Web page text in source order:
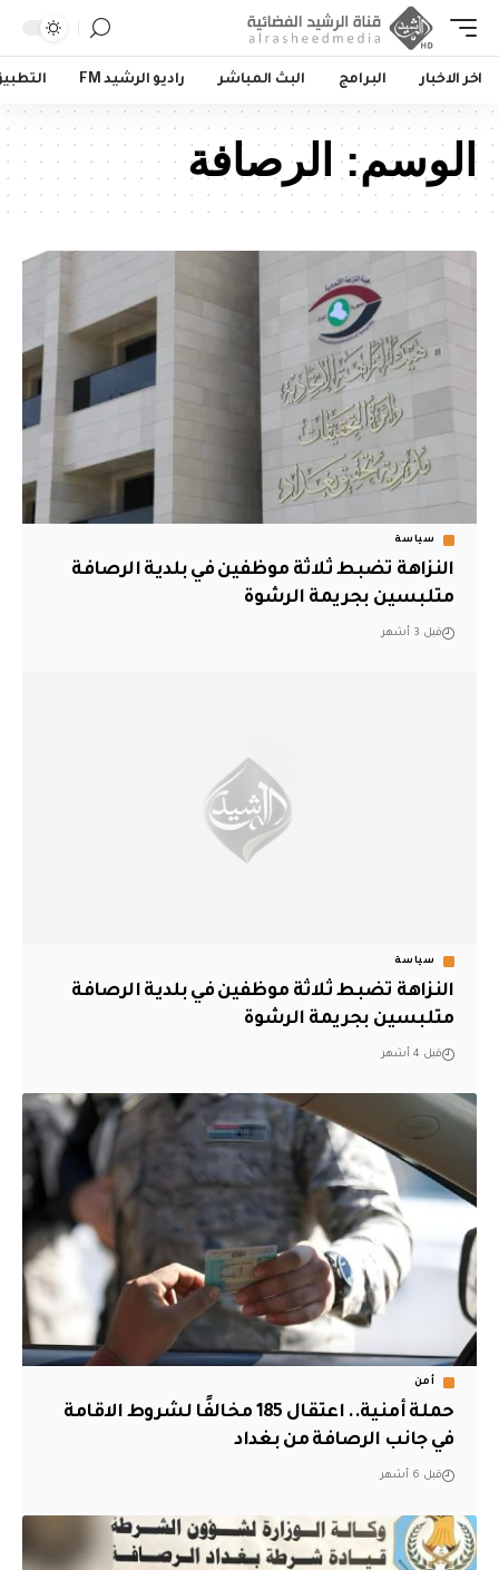
اخر الاخبار البرامج البث المباشر راديو الرشيد FM
الوسم: الرصافة
سياسة
النزاهة تضبط ثلاثة موظفين في بلدية الرصافة
متلبسين بجريمة الرشوة
قبل 3 أشهر
سياسة
النزاهة تضبط ثلاثة موظفين في بلدية الرصافة
متلبسين بجريمة الرشوة
قبل 4 أشهر
أمن
حملة أمنية.. اعتقال 185 مخالفًا لشروط الاقامة
في جانب الرصافة من بغداد
قبل 6 أشهر